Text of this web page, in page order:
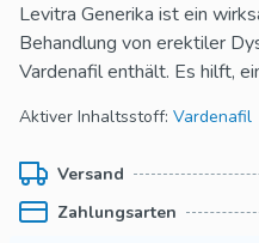
Levitra Generika ist ein
Behandlung von erektiler
Vardenafil enthält. Es hilft,
Dieses Generikum bietet
zum Markenmedikament,
Sicherheit einzubüßen.
Aktiver Inhaltsstoff: Vardenafil
Versand
Zahlungsarten